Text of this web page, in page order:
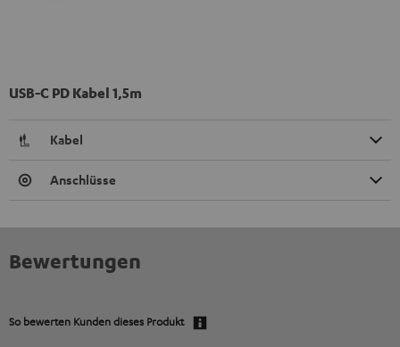
USB-C PD Kabel 1,5m
Kabel
Anschlüsse
Bewertungen
So bewerten Kunden dieses Produkt